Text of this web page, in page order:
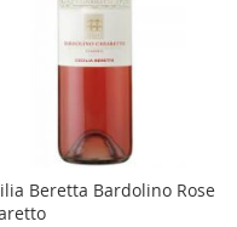
Beretta Bardolino Rose